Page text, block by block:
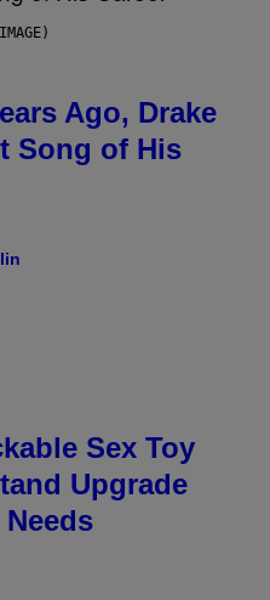
Ago, Drake
Song of His
Sex Toy
Upgrade